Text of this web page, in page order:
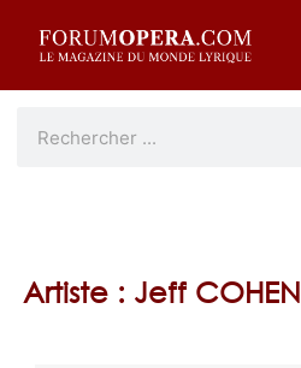
Artiste : Jeff COHEN